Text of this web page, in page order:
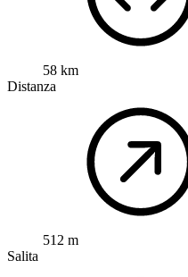
58 km
Distanza
512 m
Salita